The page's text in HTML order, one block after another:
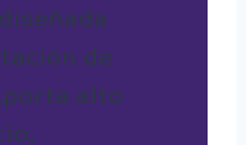
de
alto